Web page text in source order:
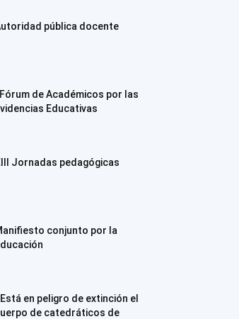
pública docente
I Fórum de Académicos por las
Educativas
Jornadas pedagógicas
conjunto por la
en peligro de extinción el
de catedráticos de